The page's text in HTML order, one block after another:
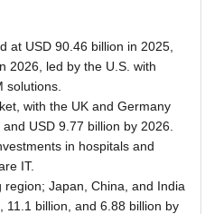
at USD 90.46 billion in 2025,
2026, led by the U.S. with
solutions.
with the UK and Germany
USD 9.77 billion by 2026.
in hospitals and
IT.
Japan, China, and India
11.1 billion, and 6.88 billion by